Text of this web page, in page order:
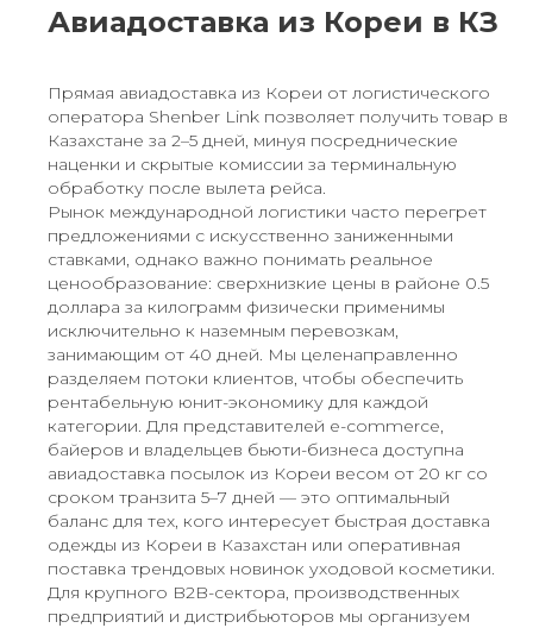
Авиадоставка из Кореи в КЗ
Прямая авиадоставка из Кореи от логистического
оператора Shenber Link позволяет получить товар в
Казахстане за 2–5 дней, минуя посреднические
наценки и скрытые комиссии за терминальную
обработку после вылета рейса.
Рынок международной логистики часто перегрет
предложениями с искусственно заниженными
ставками, однако важно понимать реальное
ценообразование: сверхнизкие цены в районе 0.5
доллара за килограмм физически применимы
исключительно к наземным перевозкам,
занимающим от 40 дней. Мы целенаправленно
разделяем потоки клиентов, чтобы обеспечить
рентабельную юнит-экономику для каждой
категории. Для представителей e-commerce,
байеров и владельцев бьюти-бизнеса доступна
авиадоставка посылок из Кореи весом от 20 кг со
сроком транзита 5–7 дней — это оптимальный
баланс для тех, кого интересует быстрая доставка
одежды из Кореи в Казахстан или оперативная
поставка трендовых новинок уходовой косметики.
Для крупного B2B-сектора, производственных
предприятий и дистрибьюторов мы организуем